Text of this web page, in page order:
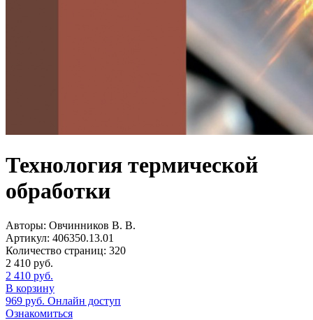
Технология термической
обработки
Авторы: Овчинников В. В.
Артикул: 406350.13.01
Количество страниц: 320
2 410 руб.
2 410 руб.
В корзину
969 руб. Онлайн доступ
Ознакомиться